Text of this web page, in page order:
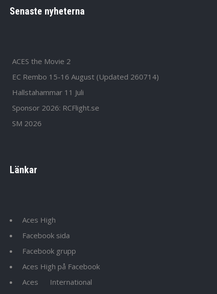
Senaste nyheterna
ACES the Movie 2
EC Rembo 15-16 August (Updated 260714)
Hallstahammar 11 Juli
Sponsor 2026: RCFlight.se
SM 2026
Länkar
Aces High
Facebook sida
Facebook grupp
Aces High på Facebook
Aces
International